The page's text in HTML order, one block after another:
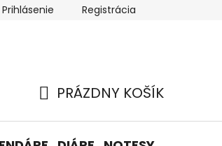
Výmena tovaru Odstúpenie od
Prihlásenie Registrácia
PRÁZDNY KOŠÍK